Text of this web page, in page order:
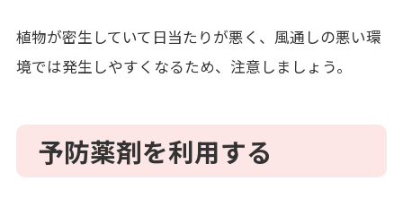
植物が密生していて日当たりが悪く、風通しの悪い環
境では発生しやすくなるため、注意しましょう。
予防薬剤を利用する